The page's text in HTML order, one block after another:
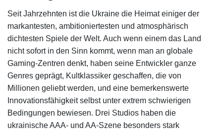
Seit Jahrzehnten ist die Ukraine die Heimat einiger der
markantesten, ambitioniertesten und atmosphärisch
dichtesten Spiele der Welt. Auch wenn einem das Land
nicht sofort in den Sinn kommt, wenn man an globale
Gaming-Zentren denkt, haben seine Entwickler ganze
Genres geprägt, Kultklassiker geschaffen, die von
Millionen geliebt werden, und eine bemerkenswerte
Innovationsfähigkeit selbst unter extrem schwierigen
Bedingungen bewiesen. Drei Studios haben die
ukrainische AAA- und AA-Szene besonders stark